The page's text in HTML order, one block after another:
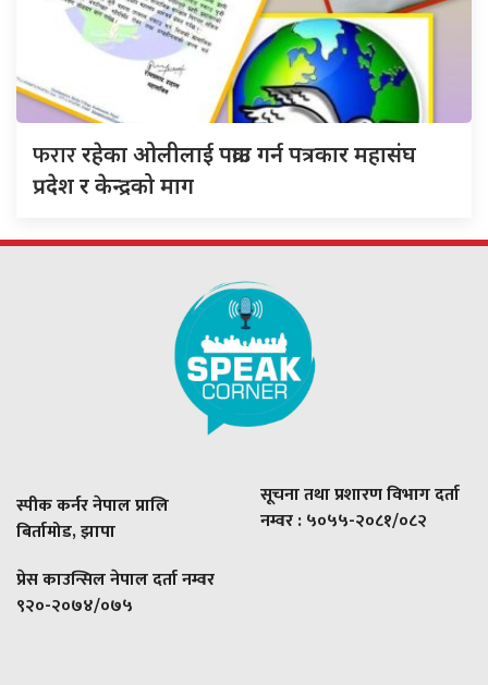
फराररहेका ओलीलाई पक्राउ गर्न पत्रकार महासंघ
प्रदेश र केन्द्रको माग
स्पीक कर्नर नेपाल प्रालि
बिर्तामोड, झापा
प्रेस काउन्सिल नेपाल दर्ता नम्वर
९२०-२०७४/०७५
सूचना तथा प्रशारण विभाग दर्ता
नम्वर : ५०५५-२०८१/०८२